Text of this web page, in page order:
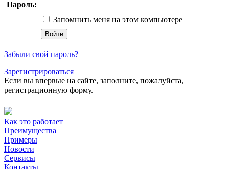
Пароль:
Запомнить меня на этом компьютере
Забыли свой пароль?
Зарегистрироваться
Если вы впервые на сайте, заполните, пожалуйста,
регистрационную форму.
Как это работает
Преимущества
Примеры
Новости
Сервисы
Контакты